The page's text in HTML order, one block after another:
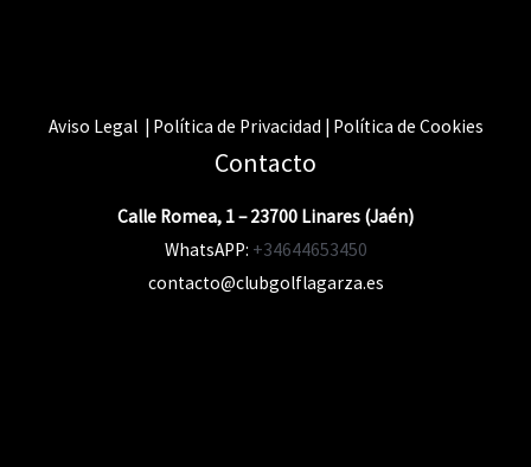
Aviso Legal | Política de Privacidad | Política de Cookies
Contacto
Calle Romea, 1 – 23700 Linares (Jaén)
WhatsAPP: +34644653450
contacto@clubgolflagarza.es